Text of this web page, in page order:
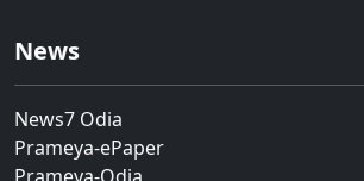
News
News7 Odia
Prameya-ePaper